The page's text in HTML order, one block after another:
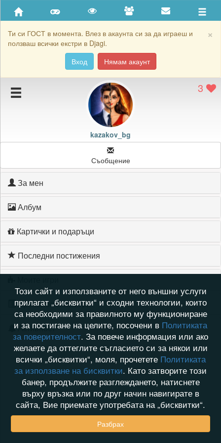
×
Ти си ГОСТ в момента. Влез в акаунта си за да играеш и
ползваш всички екстри в Djagi.
Вход
Нямам акаунт
Приятели
Хронология на игри
Подаръците на kazakov_bg
Картичките на kazakov_bg
Блокирай kazakov_bg
3
kazakov_bg
Съобщение
За мен
Албум
Картички и подаръци
Последни постижения
Хронология на игри
Активност
Този сайт и използваните от него външни услуги
прилагат „бисквитки“ и сходни технологии, които
са необходими за правилното му функциониране
и за постигане на целите, посочени в Политиката
за поверителност. За повече информация или ако
желаете да оттеглите съгласието си за някои или
всички „бисквитки“, моля, прочетете Политиката
за използване на бисквитки. Като затворите този
банер, продължите разглеждането, натиснете
върху връзка или по друг начин навигирате в
сайта, Вие приемате употребата на „бисквитки“.
Разбрах